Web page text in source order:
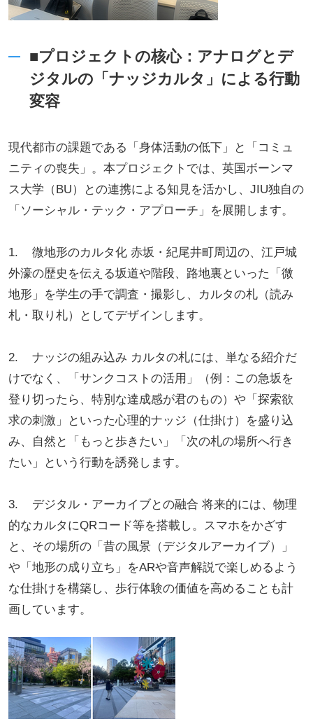
■プロジェクトの核心：アナログとデ
ジタルの「ナッジカルタ」による行動
変容
現代都市の課題である「身体活動の低下」と「コミュ
ニティの喪失」。本プロジェクトでは、英国ボーンマ
ス大学（BU）との連携による知見を活かし、JIU独自の
「ソーシャル・テック・アプローチ」を展開します。
1. 微地形のカルタ化 赤坂・紀尾井町周辺の、江戸城
外濠の歴史を伝える坂道や階段、路地裏といった「微
地形」を学生の手で調査・撮影し、カルタの札（読み
札・取り札）としてデザインします。
2. ナッジの組み込み カルタの札には、単なる紹介だ
けでなく、「サンクコストの活用」（例：この急坂を
登り切ったら、特別な達成感が君のもの）や「探索欲
求の刺激」といった心理的ナッジ（仕掛け）を盛り込
み、自然と「もっと歩きたい」「次の札の場所へ行き
たい」という行動を誘発します。
3. デジタル・アーカイブとの融合 将来的には、物理
的なカルタにQRコード等を搭載し。スマホをかざす
と、その場所の「昔の風景（デジタルアーカイブ）」
や「地形の成り立ち」をARや音声解説で楽しめるよう
な仕掛けを構築し、歩行体験の価値を高めることも計
画しています。